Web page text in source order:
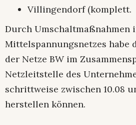
Villingendorf (komplett.
Durch Umschaltmaßnahmen
Mittelspannungsnetzes habe
der Netze BW im
Netzleitstelle des
schrittweise zwischen 10.08
herstellen können.